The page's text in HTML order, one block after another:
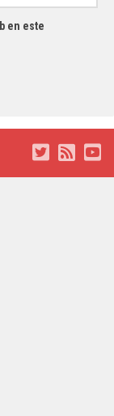
en este